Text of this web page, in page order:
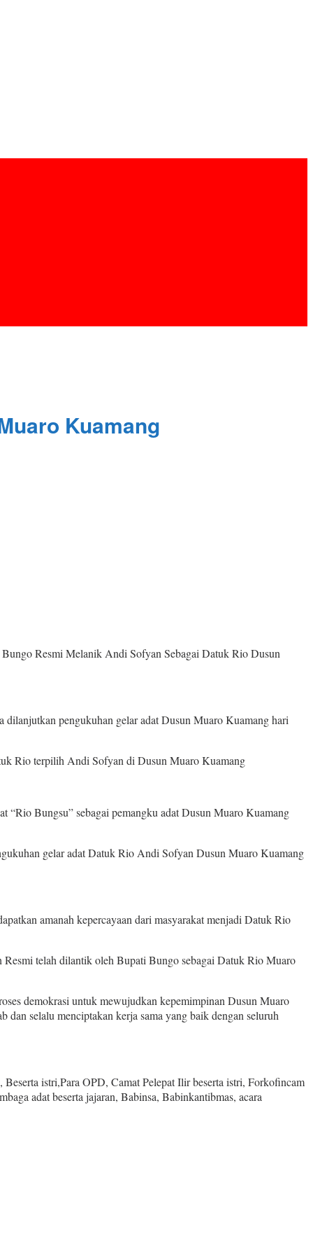
Kuamang
Resmi Melanik Andi Sofyan Sebagai Datuk Rio Dusun
pengukuhan gelar adat Dusun Muaro Kuamang hari
Rio terpilih Andi Sofyan di Dusun Muaro Kuamang
“Rio Bungsu” sebagai pemangku adat Dusun Muaro Kuamang
gelar adat Datuk Rio Andi Sofyan Dusun Muaro Kuamang
amanah kepercayaan dari masyarakat menjadi Datuk Rio
Resmi telah dilantik oleh Bupati Bungo sebagai Datuk Rio Muaro
demokrasi untuk mewujudkan kepemimpinan Dusun Muaro
selalu menciptakan kerja sama yang baik dengan seluruh
istri,Para OPD, Camat Pelepat Ilir beserta istri, Forkofincam
adat beserta jajaran, Babinsa, Babinkantibmas, acara